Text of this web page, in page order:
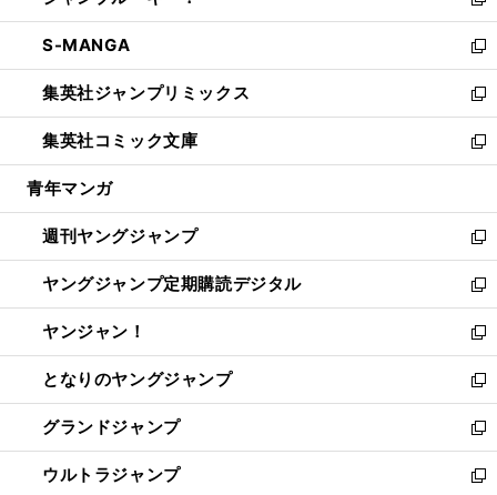
開
く
ウ
で
開
く
ン
ド
ウ
で
開
く
ウ
ィ
ン
ド
ウ
で
開
し
い
ウ
ィ
ン
ド
ウ
開
く
S-MANGA
新
し
い
ウ
ィ
ン
ウ
で
開
く
集英社ジャンプリミックス
新
し
い
ウ
ン
ド
ウ
で
開
く
集英社コミック文庫
新
し
ウ
ィ
ン
ド
ウ
で
開
く
青年マンガ
週刊ヤングジャンプ
新
し
い
ウ
ィ
ン
ド
ウ
で
開
く
ヤングジャンプ定期購読デジタル
新
し
い
ウ
ィ
ン
ド
ウ
で
ヤンジャン！
新
し
い
ウ
ィ
ン
ド
となりのヤングジャンプ
新
し
い
ウ
ィ
グランドジャンプ
新
し
い
ウルトラジャンプ
新